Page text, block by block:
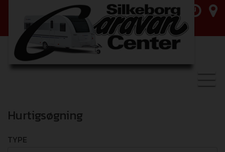
Hurtigsøgning
TYPE